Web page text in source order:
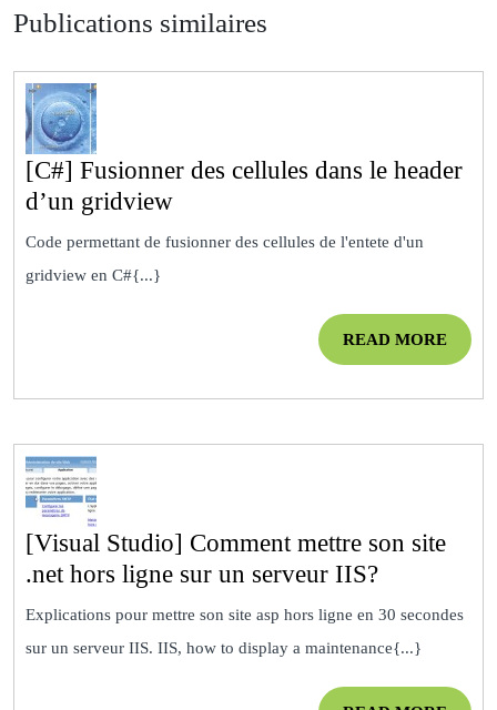
Publications similaires
[C#] Fusionner des cellules dans le header
d’un gridview[C#]
Fusionner
gridview
Code permettant de fusionner des cellules de l'entete d'un
gridview en C#{...}
READ MOREREAD
MORE
[Visual Studio] Comment mettre son site
.net hors ligne sur un serveur IIS?[Visual
Studio]
mettre
son
Explications pour mettre son site asp hors ligne en 30 secondes
sur un serveur IIS. IIS, how to display a maintenance{...}